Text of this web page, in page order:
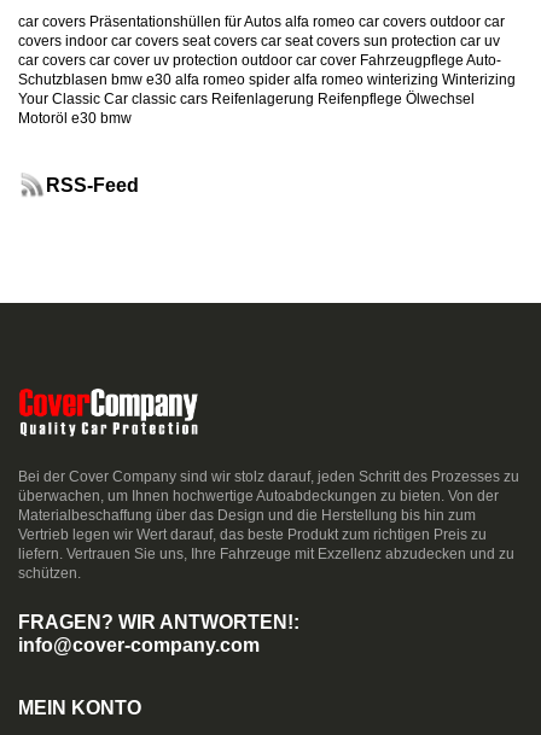
car covers Präsentationshüllen für Autos alfa romeo car covers outdoor car
covers indoor car covers seat covers car seat covers sun protection car uv
car covers car cover uv protection outdoor car cover Fahrzeugpflege Auto-
Schutzblasen bmw e30 alfa romeo spider alfa romeo winterizing Winterizing
Your Classic Car classic cars Reifenlagerung Reifenpflege Ölwechsel
Motoröl e30 bmw
RSS-Feed
Bei der Cover Company sind wir stolz darauf, jeden Schritt des Prozesses zu
überwachen, um Ihnen hochwertige Autoabdeckungen zu bieten. Von der
Materialbeschaffung über das Design und die Herstellung bis hin zum
Vertrieb legen wir Wert darauf, das beste Produkt zum richtigen Preis zu
liefern. Vertrauen Sie uns, Ihre Fahrzeuge mit Exzellenz abzudecken und zu
schützen.
FRAGEN? WIR ANTWORTEN!:
info@cover-company.com
MEIN KONTO